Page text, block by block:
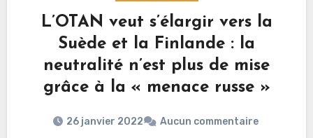
L’OTAN veut s’élargir vers la
Suède et la Finlande : la
neutralité n’est plus de mise
grâce à la « menace russe »
26 janvier 2022 Aucun commentaire